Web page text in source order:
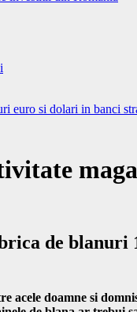
de blanuri
acele doamne si